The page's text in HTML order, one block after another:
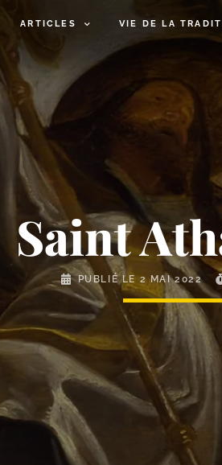
ARTICLES VIE DE LA
Saint
PUBLIÉ LE 2 MAI 2022